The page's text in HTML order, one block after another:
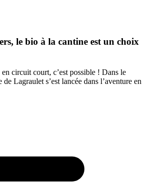
le bio à la cantine est un choix
circuit court, c’est possible ! Dans le
Lagraulet s’est lancée dans l’aventure en